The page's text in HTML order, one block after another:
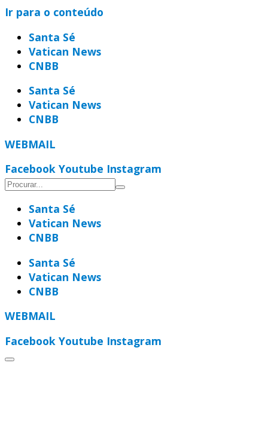
Ir para o conteúdo
Santa Sé
Vatican News
CNBB
Santa Sé
Vatican News
CNBB
WEBMAIL
Facebook Youtube Instagram
Santa Sé
Vatican News
CNBB
Santa Sé
Vatican News
CNBB
WEBMAIL
Facebook Youtube Instagram